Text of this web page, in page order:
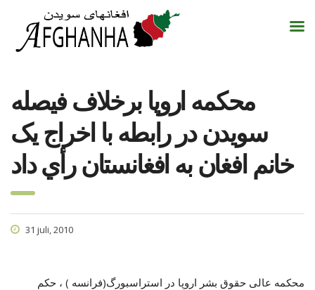
محکمه اروپا برخلاف فيصله
سويدن در رابطه با اخراج يک
خانم افغان به افغانستان رأي داد
31 juli, 2010
محکمه عالی حقوق بشر اروپا در استراسبورگ(فرانسه ) ، حکم